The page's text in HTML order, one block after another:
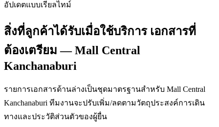
อัปเดตแบบเรียลไทม์
สิ่งที่ลูกค้าได้รับเมื่อใช้บริการ เอกสารที่
ต้องเตรียม — Mall Central
Kanchanaburi
รายการเอกสารด้านล่างเป็นชุดมาตรฐานสำหรับ Mall Central
Kanchanaburi ทีมงานจะปรับเพิ่ม/ลดตามวัตถุประสงค์การเดิน
ทางและประวัติส่วนตัวของผู้ยื่น